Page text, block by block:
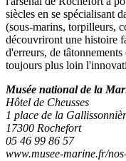
siècles en se spécialisant
(sous‑marins, torpilleurs,
découvriront une histoire
d'erreurs, de
toujours plus loin
Musée national de la
Hôtel de Cheusses
1 place de la
17300 Rochefort
05 46 99 86 57
www.musee-marine.fr/